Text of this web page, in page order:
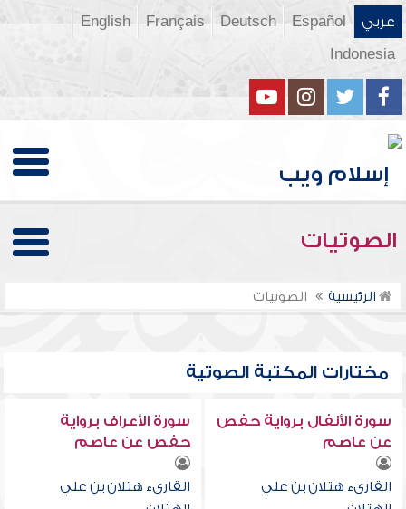
عربي Español
Deutsch
Français
English
Indonesia
الصوتيات
الرئيسية الصوتيات
مختارات المكتبة الصوتية
سورة الأنفال برواية حفص
عن عاصم
القارىء هتلان بن علي
سورة الأعراف برواية
حفص عن عاصم
القارىء هتلان بن علي